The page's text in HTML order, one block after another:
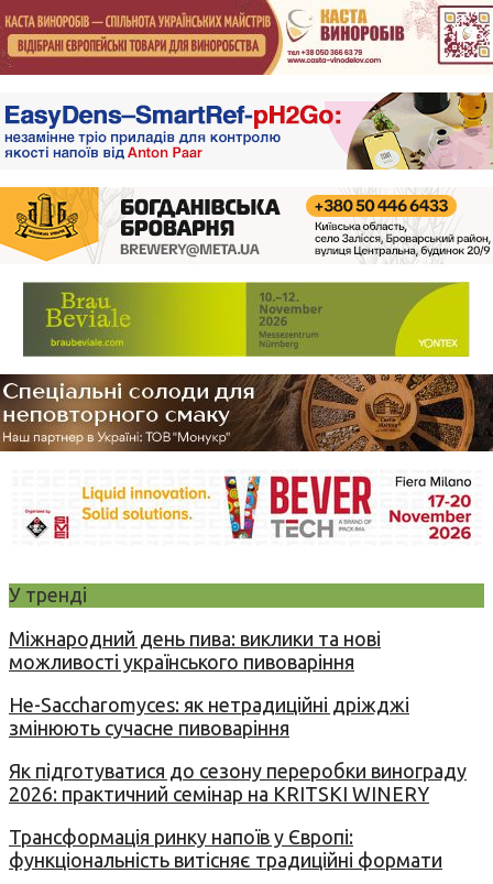
У тренді
Міжнародний день пива: виклики та нові
можливості українського пивоваріння
Не-Saccharomyces: як нетрадиційні дріжджі
змінюють сучасне пивоваріння
Як підготуватися до сезону переробки винограду
2026: практичний семінар на KRITSKI WINERY
Трансформація ринку напоїв у Європі:
функціональність витісняє традиційні формати